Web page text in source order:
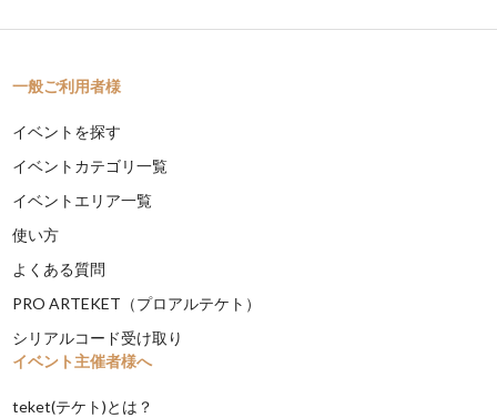
一般ご利用者様
イベントを探す
イベントカテゴリ一覧
イベントエリア一覧
使い方
よくある質問
PRO ARTEKET（プロアルテケト）
シリアルコード受け取り
イベント主催者様へ
teket(テケト)とは？